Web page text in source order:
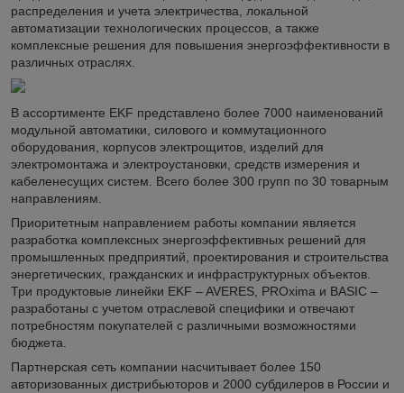
распределения и учета электричества, локальной
автоматизации технологических процессов, а также
комплексные решения для повышения энергоэффективности в
различных отраслях.
В ассортименте EKF представлено более 7000 наименований
модульной автоматики, силового и коммутационного
оборудования, корпусов электрощитов, изделий для
электромонтажа и электроустановки, средств измерения и
кабеленесущих систем. Всего более 300 групп по 30 товарным
направлениям.
Приоритетным направлением работы компании является
разработка комплексных энергоэффективных решений для
промышленных предприятий, проектирования и строительства
энергетических, гражданских и инфраструктурных объектов.
Три продуктовые линейки EKF – AVERES, PROxima и BASIC –
разработаны с учетом отраслевой специфики и отвечают
потребностям покупателей с различными возможностями
бюджета.
Партнерская сеть компании насчитывает более 150
авторизованных дистрибьюторов и 2000 субдилеров в России и